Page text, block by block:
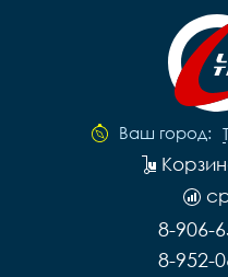
Ваш город:
8-906-
8-952-